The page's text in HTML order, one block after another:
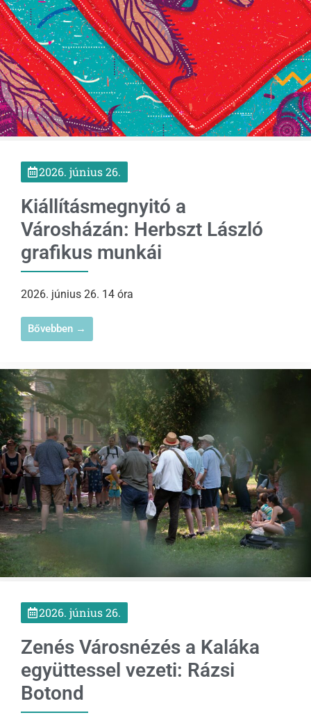
2026. június 26.
Kiállításmegnyitó a
Városházán: Herbszt László
grafikus munkái
2026. június 26. 14 óra
Bővebben →
2026. június 26.
Zenés Városnézés a Kaláka
együttessel vezeti: Rázsi
Botond